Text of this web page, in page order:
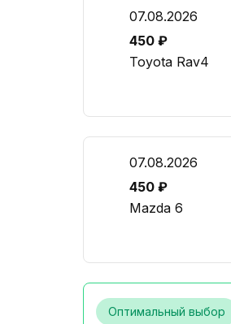
07.08.2026
450 ₽
Toyota Rav4
07.08.2026
450 ₽
Mazda 6
Оптимальный выбор